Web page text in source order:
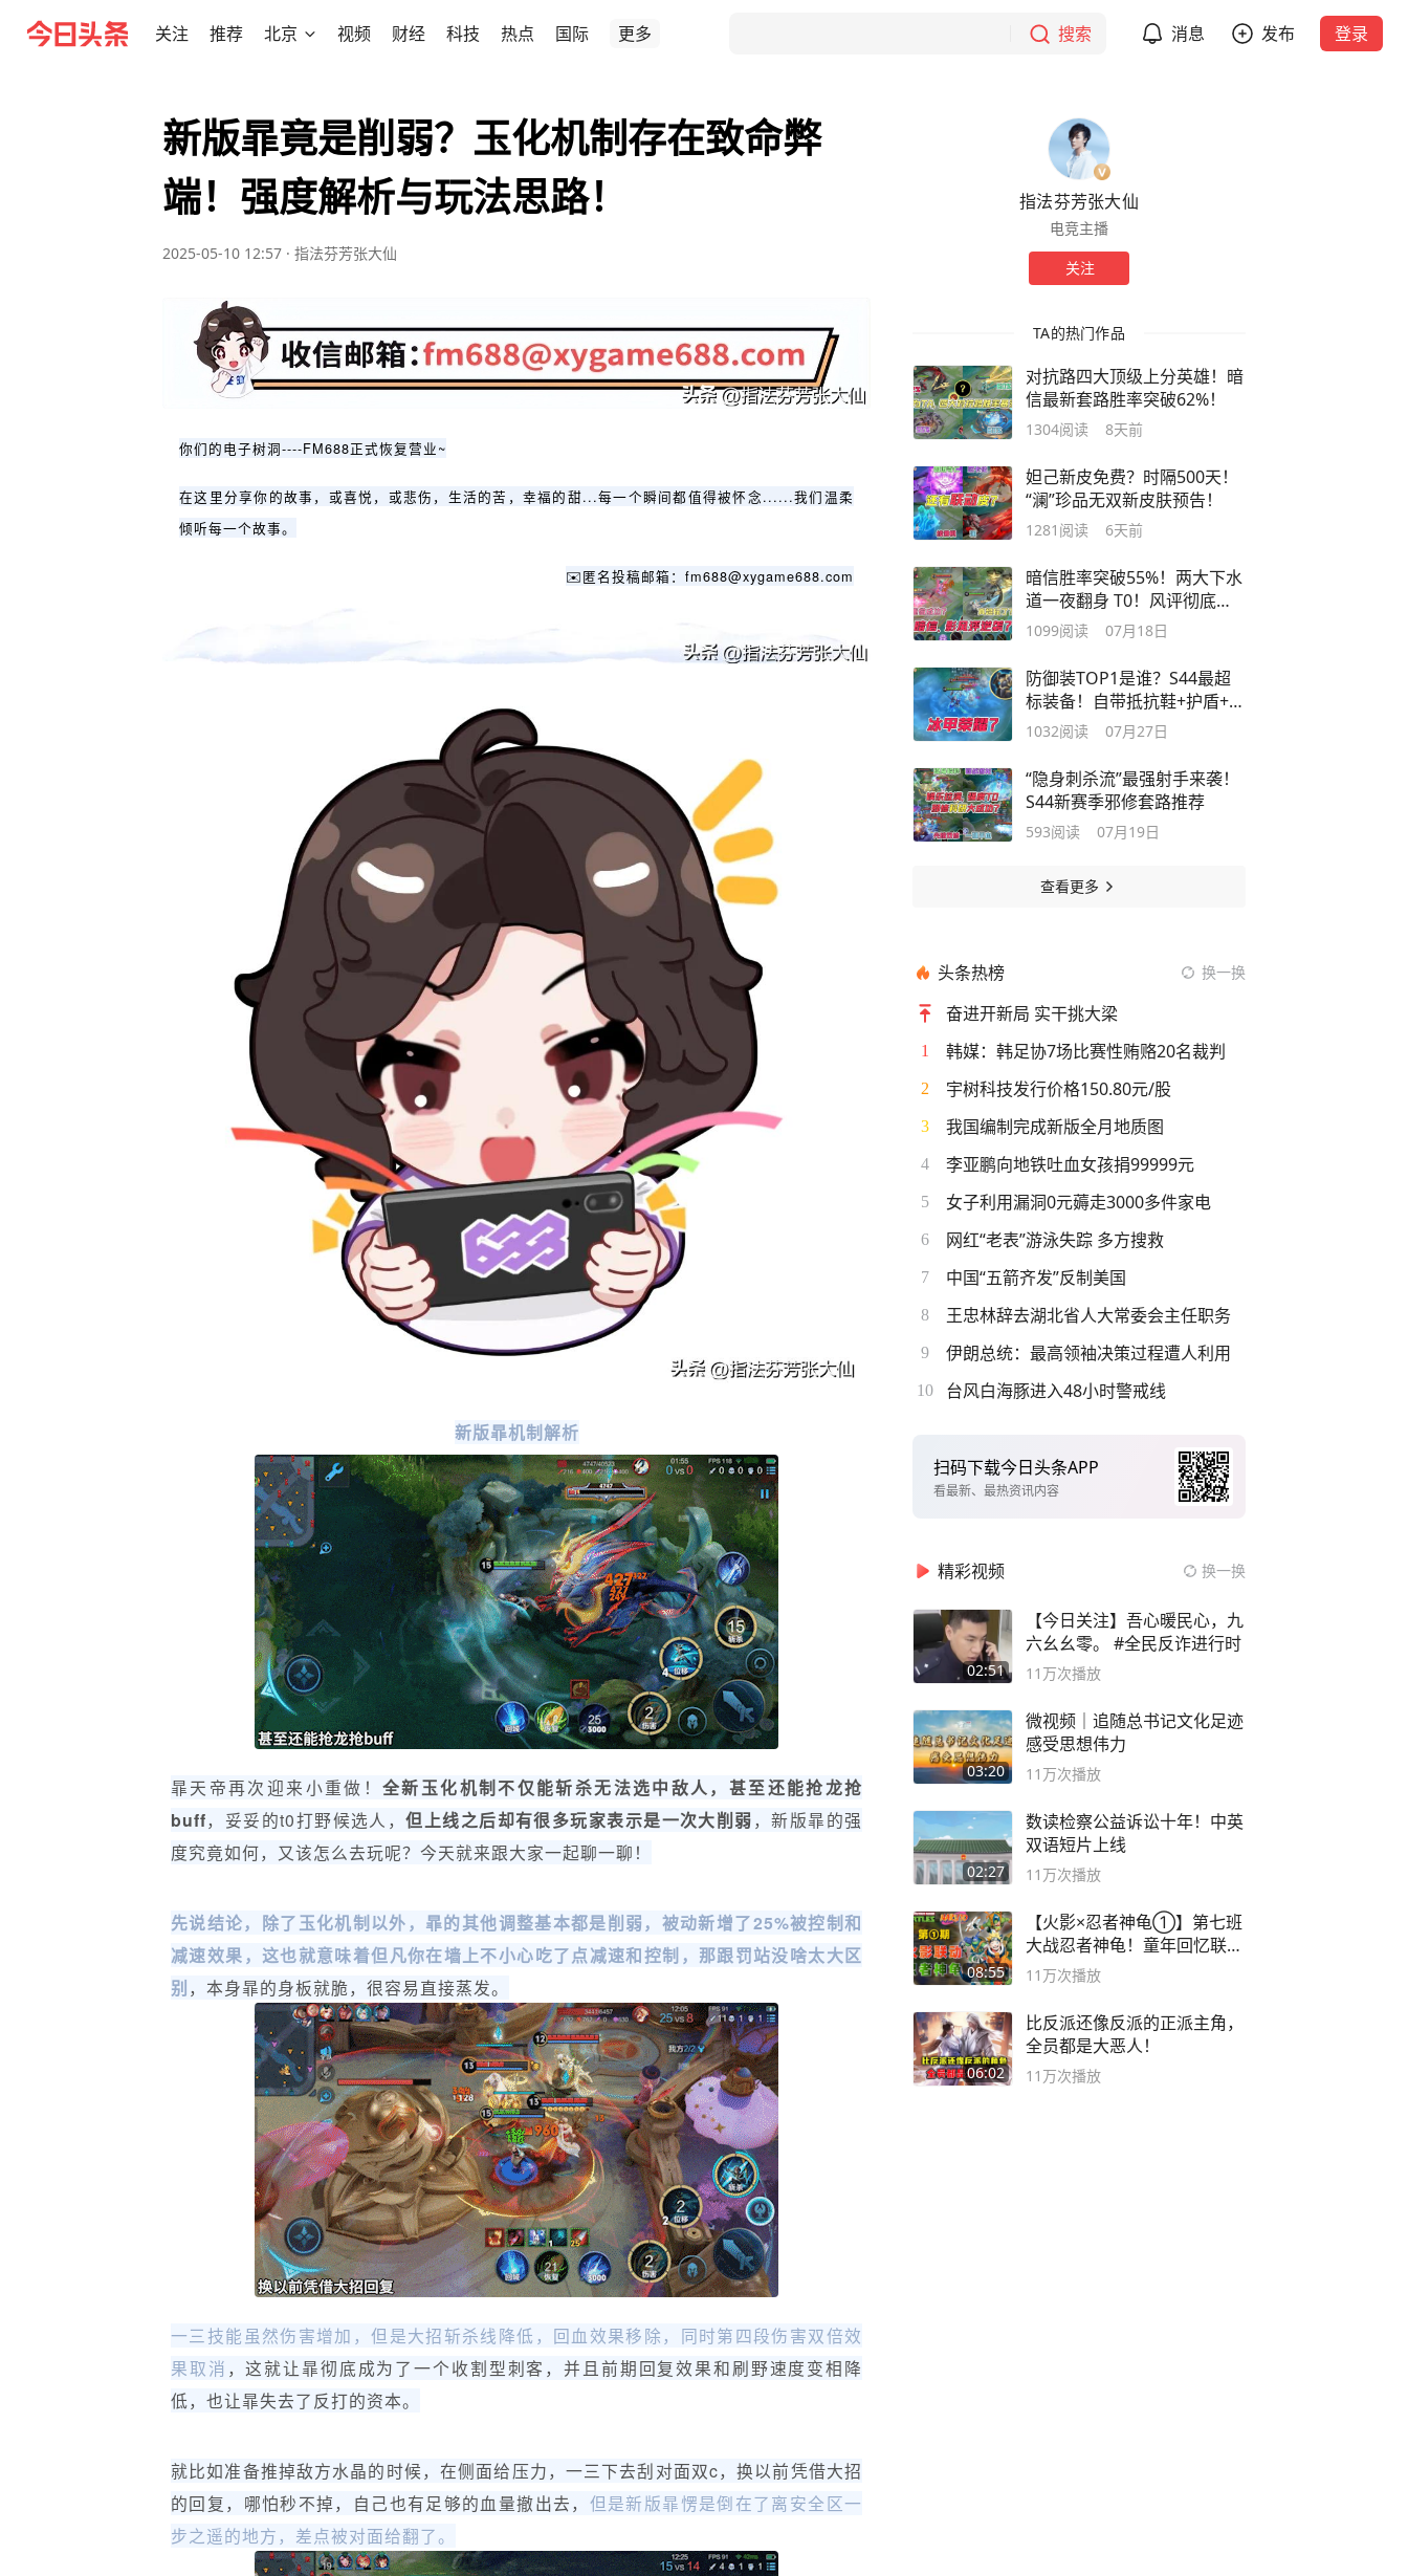
关注 推荐 北京 视频 财经 科技 热点 国际 更多 搜索 消息 发布 登录
新版暃竟是削弱？玉化机制存在致命弊
端！强度解析与玩法思路！
2025-05-10 12:57 · 指法芬芳张大仙
你们的电子树洞----FM688正式恢复营业~
在这里分享你的故事，或喜悦，或悲伤，生活的苦，幸福的甜...每一个瞬间都值得被怀念......我们温柔
倾听每一个故事。
✉️匿名投稿邮箱：fm688@xygame688.com
新版暃机制解析
暃天帝再次迎来小重做！全新玉化机制不仅能斩杀无法选中敌人，甚至还能抢龙抢
buff，妥妥的t0打野候选人，但上线之后却有很多玩家表示是一次大削弱，新版暃的强
度究竟如何，又该怎么去玩呢？今天就来跟大家一起聊一聊！
先说结论，除了玉化机制以外，暃的其他调整基本都是削弱，被动新增了25%被控制和
减速效果，这也就意味着但凡你在墙上不小心吃了点减速和控制，那跟罚站没啥太大区
别，本身暃的身板就脆，很容易直接蒸发。
一三技能虽然伤害增加，但是大招斩杀线降低，回血效果移除，同时第四段伤害双倍效
果取消 ，这就让暃彻底成为了一个收割型刺客，并且前期回复效果和刷野速度变相降
低，也让暃失去了反打的资本。
就比如准备推掉敌方水晶的时候，在侧面给压力，一三下去刮对面双c，换以前凭借大招
的回复，哪怕秒不掉，自己也有足够的血量撤出去， 但是新版暃愣是倒在了离安全区一
步之遥的地方，差点被对面给翻了。
指法芬芳张大仙
电竞主播
关注
TA的热门作品
对抗路四大顶级上分英雄！暗
信最新套路胜率突破62%！
1304阅读 8天前
妲己新皮免费？时隔500天！
“澜”珍品无双新皮肤预告！
1281 阅读 6天前
暗信胜率突破55%！两大下水
道一夜翻身 T0！风评彻底逆
袭？
1099阅读 07月18日
防御装TOP1是谁？S44最超
标装备！自带抵抗鞋+护盾+群
体控制
1032阅读 07月27日
“隐身刺杀流”最强射手来袭！
S44新赛季邪修套路推荐
593阅读 07月19日
查看更多
头条热榜 换一换
奋进开新局 实干挑大梁
1 韩媒：韩足协7场比赛性贿赂20名裁判
2 宇树科技发行价格150.80元/股
3 我国编制完成新版全月地质图
4 李亚鹏向地铁吐血女孩捐99999元
5 女子利用漏洞0元薅走3000多件家电
6 网红“老表”游泳失踪 多方搜救
7 中国“五箭齐发”反制美国
8 王忠林辞去湖北省人大常委会主任职务
9 伊朗总统：最高领袖决策过程遭人利用
10 台风白海豚进入48小时警戒线
扫码下载今日头条APP
看最新、最热资讯内容
精彩视频 换一换
02:51
【今日关注】吾心暖民心，九
六幺幺零。 #全民反诈进行时
11万次播放
03:20
微视频｜追随总书记文化足迹
感受思想伟力
11万次播放
02:27
数读检察公益诉讼十年！中英
双语短片上线
11万次播放
08:55
【火影×忍者神龟①】第七班
大战忍者神龟！童年回忆联动
论武？
11万次播放
06:02
比反派还像反派的正派主角，
全员都是大恶人！
11万次播放